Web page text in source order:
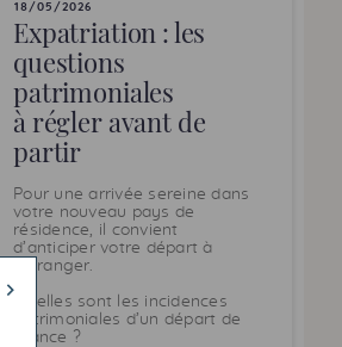
18/05/2026
Expatriation : les
questions
patrimoniales
à régler avant de
partir
Pour une arrivée sereine dans
votre nouveau pays de
résidence, il convient
d’anticiper votre départ à
l’étranger.
Quelles sont les incidences
patrimoniales d’un départ de
France ?